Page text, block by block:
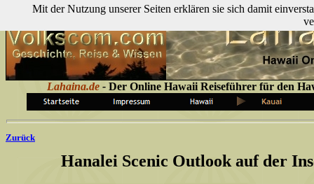
Lahaina.de - Der Online Hawaii Reiseführer für den
Zurück
Hanalei Scenic Outlook auf der
Mit der Nutzung unserer Seiten erklären sie sich damit